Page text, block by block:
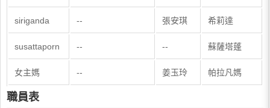
siriganda -- 張安琪 希莉達
susattaporn -- -- 蘇薩塔蓬
女主媽 -- 姜玉玲 帕拉凡媽
職員表